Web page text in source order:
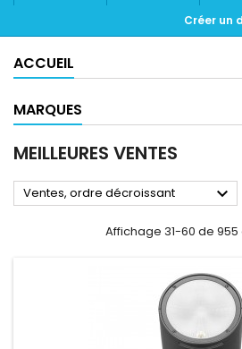
Créer un
ACCUEIL
MARQUES
MEILLEURES VENTES
Ventes, ordre décroissant 
Affichage 31-60 de